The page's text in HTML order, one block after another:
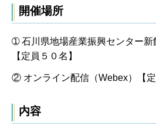
開催場所
➀ 石川県地場産業振興センター
【定員５０名】
② オンライン配信（Webex）【定
内容